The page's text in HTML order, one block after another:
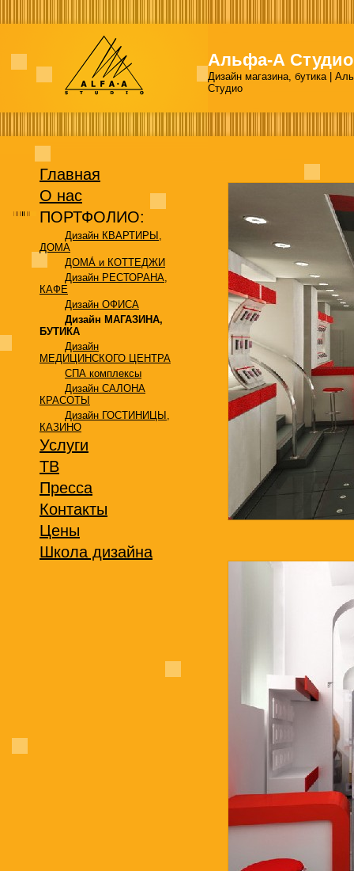
Альфа-А Студио
Дизайн магазина, бутика |
Студио
Главная
О нас
ПОРТФОЛИО:
Дизайн КВАРТИРЫ,
ДОМА
ДОМА́ и КОТТЕДЖИ
Дизайн РЕСТОРАНА,
КАФЕ
Дизайн ОФИСА
Дизайн МАГАЗИНА,
БУТИКА
Дизайн
МЕДИЦИНСКОГО ЦЕНТРА
СПА комплексы
Дизайн САЛОНА
КРАСОТЫ
Дизайн ГОСТИНИЦЫ,
КАЗИНО
Услуги
ТВ
Пресса
Контакты
Цены
Школа дизайна